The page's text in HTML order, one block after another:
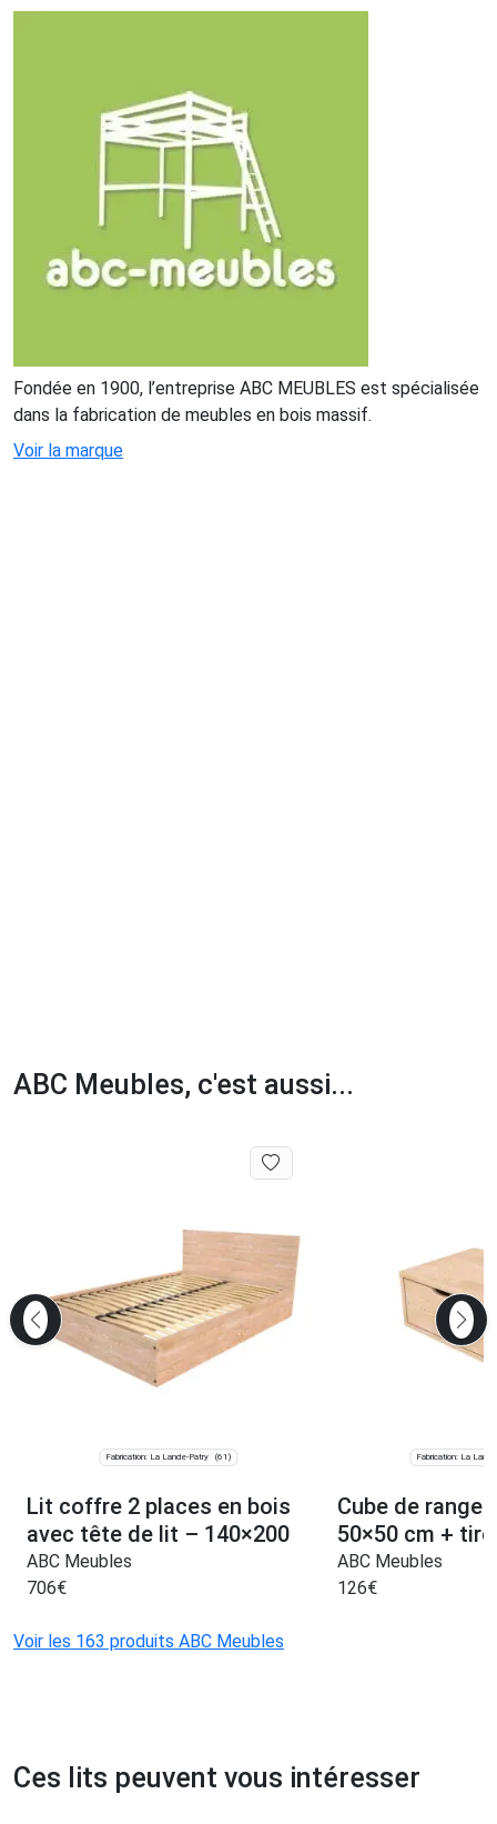
Fondée en 1900, l’entreprise ABC MEUBLES est spécialisée
dans la fabrication de meubles en bois massif.
Voir la marque
ABC Meubles, c'est aussi...
Fabrication: La Lande-Patry (61)
Lit coffre 2 places en bois
avec tête de lit – 140×200
ABC Meubles
706€
Fabrication: La
Cube de
50×50 cm +
ABC Meubles
126€
Voir les 163 produits ABC Meubles
Ces lits peuvent vous intéresser